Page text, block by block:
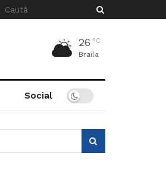
26 °C
Braila
Social